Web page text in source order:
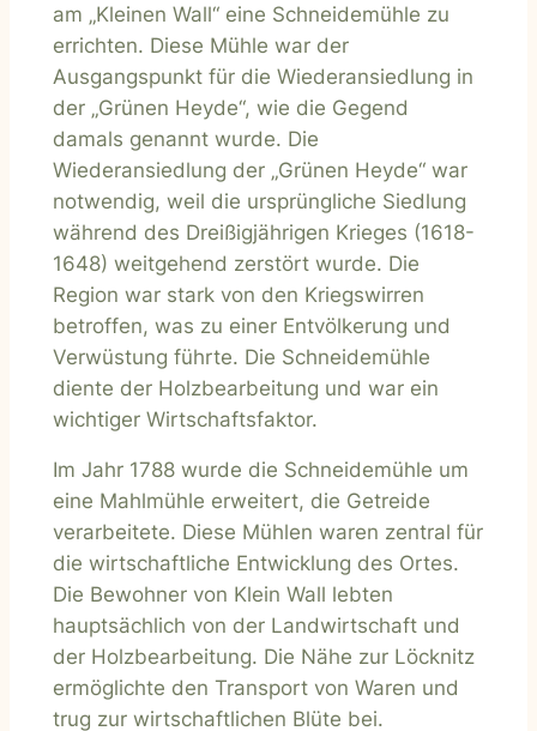
am „Kleinen Wall“ eine Schneidemühle zu
errichten. Diese Mühle war der
Ausgangspunkt für die Wiederansiedlung in
der „Grünen Heyde“, wie die Gegend
damals genannt wurde. Die
Wiederansiedlung der „Grünen Heyde“ war
notwendig, weil die ursprüngliche Siedlung
während des Dreißigjährigen Krieges (1618-
1648) weitgehend zerstört wurde. Die
Region war stark von den Kriegswirren
betroffen, was zu einer Entvölkerung und
Verwüstung führte. Die Schneidemühle
diente der Holzbearbeitung und war ein
wichtiger Wirtschaftsfaktor.
Im Jahr 1788 wurde die Schneidemühle um
eine Mahlmühle erweitert, die Getreide
verarbeitete. Diese Mühlen waren zentral für
die wirtschaftliche Entwicklung des Ortes.
Die Bewohner von Klein Wall lebten
hauptsächlich von der Landwirtschaft und
der Holzbearbeitung. Die Nähe zur Löcknitz
ermöglichte den Transport von Waren und
trug zur wirtschaftlichen Blüte bei.